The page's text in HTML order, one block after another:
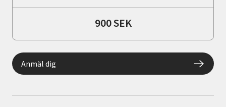
900 SEK
Anmäl dig